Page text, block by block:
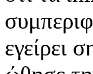
εγείρει